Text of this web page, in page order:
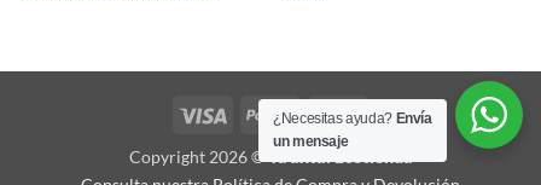
Visa PayPal MasterCard
Copyright 2026 ©
¿Necesitas ayuda? Envía
un mensaje